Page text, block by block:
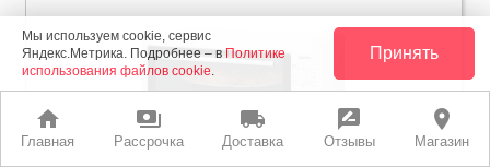
home
Главная
payments
Рассрочка
local_shipping
Доставка
rate_review
Отзывы
place
Магазин
Мы используем cookie, сервис
Яндекс.Метрика. Подробнее – в Политике
использования файлов cookie.
Принять